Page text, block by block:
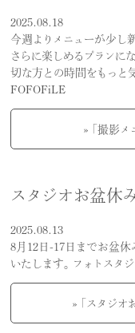
2025.08.18
今週よりメニューが少し
さらに楽しめるプランに
切な方との時間をもっと
FOFOFiLE
» 「撮影
スタジオお盆休
2025.08.13
8月12日-17日までお盆休
いたします。 フォトスタ
» 「スタジ